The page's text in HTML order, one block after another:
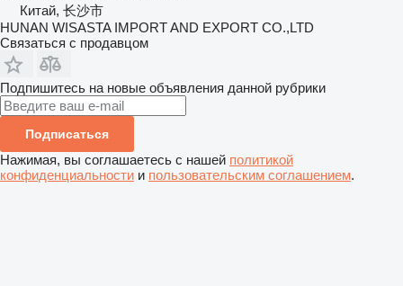
Китай, 长沙市
HUNAN WISASTA IMPORT AND EXPORT CO.,LTD
Связаться с продавцом
Подпишитесь на новые объявления данной рубрики
Подписаться
Нажимая, вы соглашаетесь с нашей политикой
конфиденциальности и пользовательским соглашением.